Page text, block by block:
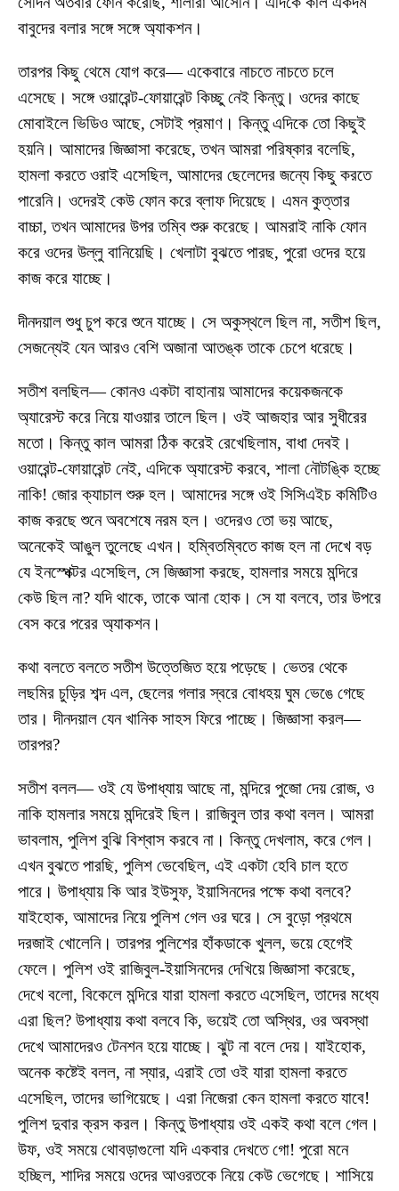
বাবুদের বলার সঙ্গে সঙ্গে অ্যাকশন।
তারপর কিছু থেমে যোগ করে— একেবারে নাচতে নাচতে চলে
এসেছে। সঙ্গে ওয়ারেন্ট-ফোয়ারেন্ট কিচ্ছু নেই কিন্তু। ওদের কাছে
মোবাইলে ভিডিও আছে, সেটাই প্রমাণ। কিন্তু এদিকে তো কিছুই
হয়নি। আমাদের জিজ্ঞাসা করেছে, তখন আমরা পরিষ্কার বলেছি,
হামলা করতে ওরাই এসেছিল, আমাদের ছেলেদের জন্যে কিছু করতে
পারেনি। ওদেরই কেউ ফোন করে ব্লাফ দিয়েছে। এমন কুত্তার
বাচ্চা, তখন আমাদের উপর তম্বি শুরু করেছে। আমরাই নাকি ফোন
করে ওদের উল্লু বানিয়েছি। খেলাটা বুঝতে পারছ, পুরো ওদের হয়ে
কাজ করে যাচ্ছে।
দীনদয়াল শুধু চুপ করে শুনে যাচ্ছে। সে অকুস্থলে ছিল না, সতীশ ছিল,
সেজন্যেই যেন আরও বেশি অজানা আতঙ্ক তাকে চেপে ধরেছে।
সতীশ বলছিল— কোনও একটা বাহানায় আমাদের কয়েকজনকে
অ্যারেস্ট করে নিয়ে যাওয়ার তালে ছিল। ওই আজহার আর সুধীরের
মতো। কিন্তু কাল আমরা ঠিক করেই রেখেছিলাম, বাধা দেবই।
ওয়ারেন্ট-ফোয়ারেন্ট নেই, এদিকে অ্যারেস্ট করবে, শালা নৌটঙ্কি হচ্ছে
নাকি! জোর ক্যাচাল শুরু হল। আমাদের সঙ্গে ওই সিসিএইচ কমিটিও
কাজ করছে শুনে অবশেষে নরম হল। ওদেরও তো ভয় আছে,
অনেকেই আঙুল তুলেছে এখন। হম্বিতম্বিতে কাজ হল না দেখে বড়
যে ইনস্পেক্টর এসেছিল, সে জিজ্ঞাসা করছে, হামলার সময়ে মন্দিরে
কেউ ছিল না? যদি থাকে, তাকে আনা হোক। সে যা বলবে, তার উপরে
বেস করে পরের অ্যাকশন।
কথা বলতে বলতে সতীশ উত্তেজিত হয়ে পড়েছে। ভেতর থেকে
লছমির চুড়ির শব্দ এল, ছেলের গলার স্বরে বোধহয় ঘুম ভেঙে গেছে
তার। দীনদয়াল যেন খানিক সাহস ফিরে পাচ্ছে। জিজ্ঞাসা করল—
তারপর?
সতীশ বলল— ওই যে উপাধ্যায় আছে না, মন্দিরে পুজো দেয় রোজ, ও
নাকি হামলার সময়ে মন্দিরেই ছিল। রাজিবুল তার কথা বলল। আমরা
ভাবলাম, পুলিশ বুঝি বিশ্বাস করবে না। কিন্তু দেখলাম, করে গেল।
এখন বুঝতে পারছি, পুলিশ ভেবেছিল, এই একটা হেবি চাল হতে
পারে। উপাধ্যায় কি আর ইউসুফ, ইয়াসিনদের পক্ষে কথা বলবে?
যাইহোক, আমাদের নিয়ে পুলিশ গেল ওর ঘরে। সে বুড়ো প্রথমে
দরজাই খোলেনি। তারপর পুলিশের হাঁকডাকে খুলল, ভয়ে হেগেই
ফেলে। পুলিশ ওই রাজিবুল-ইয়াসিনদের দেখিয়ে জিজ্ঞাসা করেছে,
দেখে বলো, বিকেলে মন্দিরে যারা হামলা করতে এসেছিল, তাদের মধ্যে
এরা ছিল? উপাধ্যায় কথা বলবে কি, ভয়েই তো অস্থির, ওর অবস্থা
দেখে আমাদেরও টেনশন হয়ে যাচ্ছে। ঝুট না বলে দেয়। যাইহোক,
অনেক কষ্টেই বলল, না স্যার, এরাই তো ওই যারা হামলা করতে
এসেছিল, তাদের ভাগিয়েছে। এরা নিজেরা কেন হামলা করতে যাবে!
পুলিশ দুবার ক্রস করল। কিন্তু উপাধ্যায় ওই একই কথা বলে গেল।
উফ, ওই সময়ে থোবড়াগুলো যদি একবার দেখতে গো! পুরো মনে
হচ্ছিল, শাদির সময়ে ওদের আওরতকে নিয়ে কেউ ভেগেছে। শাসিয়ে